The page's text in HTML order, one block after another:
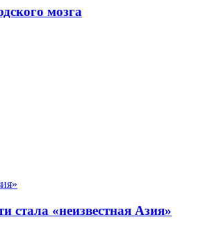
мозга
«неизвестная Азия»